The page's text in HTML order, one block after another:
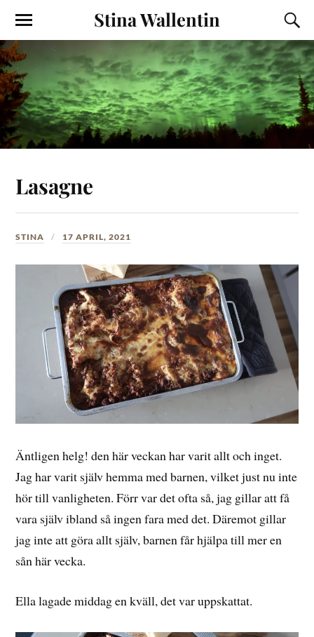
Stina Wallentin
Lasagne
STINA 17 APRIL, 2021
Äntligen helg! den här veckan har varit allt och inget.
Jag har varit själv hemma med barnen, vilket just nu inte
hör till vanligheten. Förr var det ofta så, jag gillar att få
vara själv ibland så ingen fara med det. Däremot gillar
jag inte att göra allt själv, barnen får hjälpa till mer en
sån här vecka.
Ella lagade middag en kväll, det var uppskattat.